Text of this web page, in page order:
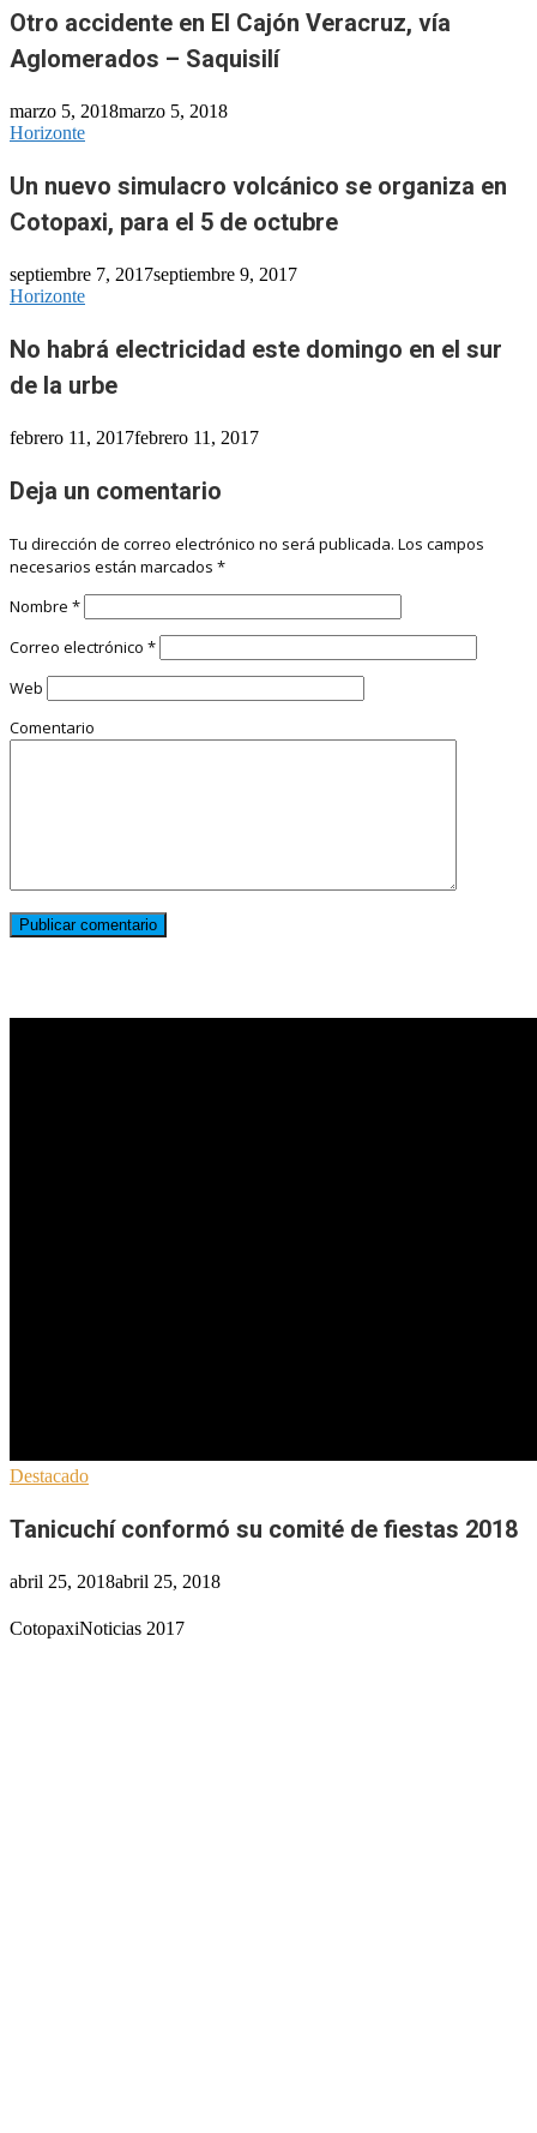
Otro accidente en El Cajón Veracruz, vía
Aglomerados – Saquisilí
marzo 5, 2018marzo 5, 2018
Horizonte
Un nuevo simulacro volcánico se organiza en
Cotopaxi, para el 5 de octubre
septiembre 7, 2017septiembre 9, 2017
Horizonte
No habrá electricidad este domingo en el sur
de la urbe
febrero 11, 2017febrero 11, 2017
Deja un comentario
Tu dirección de correo electrónico no será publicada. Los campos
necesarios están marcados *
Nombre *
Correo electrónico *
Web
Comentario
Destacado
Tanicuchí conformó su comité de fiestas 2018
abril 25, 2018abril 25, 2018
CotopaxiNoticias 2017